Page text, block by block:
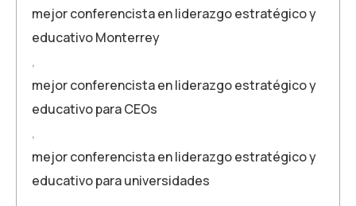
mejor conferencista en liderazgo estratégico y
educativo Monterrey
,
mejor conferencista en liderazgo estratégico y
educativo para CEOs
,
mejor conferencista en liderazgo estratégico y
educativo para universidades